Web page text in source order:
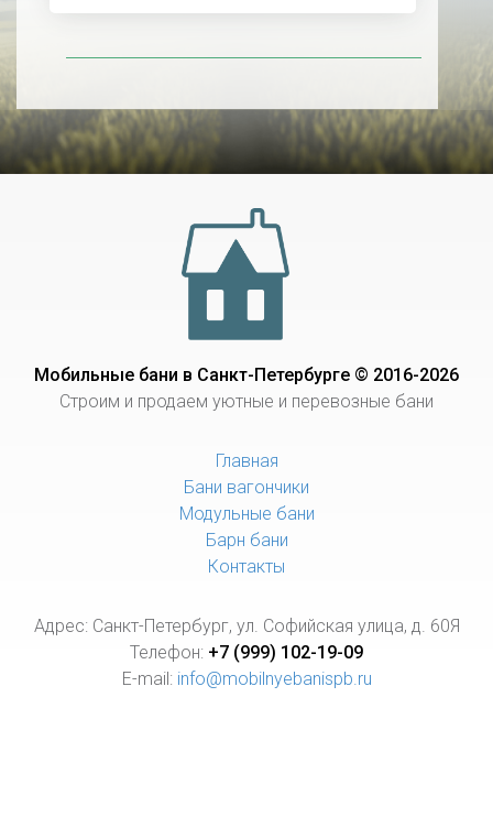
Мобильные бани в Санкт-Петербурге © 2016-2026
Строим и продаем уютные и перевозные бани
Главная
Бани вагончики
Модульные бани
Барн бани
Контакты
Адрес: Санкт-Петербург, ул. Софийская улица, д. 60Я
Телефон: +7 (999) 102-19-09
E-mail: info@mobilnyebanispb.ru